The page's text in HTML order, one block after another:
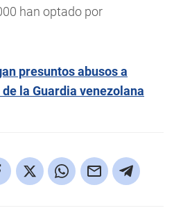
han optado por
presuntos abusos a
la Guardia venezolana